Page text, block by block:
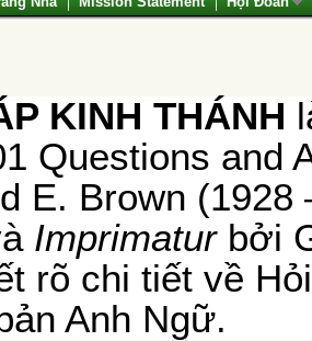
KINH THÁNH
Questions and
E. Brown
Imprimatur bởi
rõ chi tiết về
Anh Ngữ.